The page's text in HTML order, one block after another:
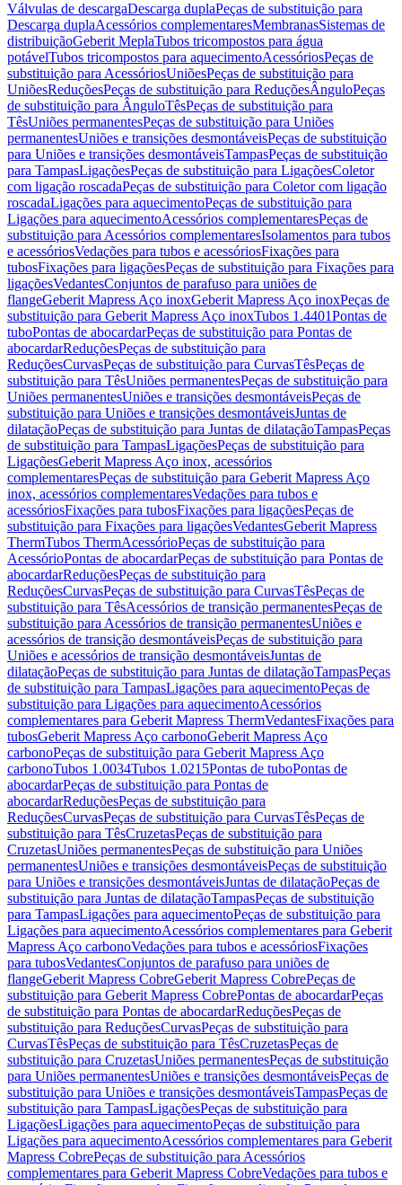
Válvulas de descargaDescarga duplaPeças de substituição para
Descarga duplaAcessórios complementaresMembranasSistemas de
distribuiçãoGeberit MeplaTubos tricompostos para água
potávelTubos tricompostos para aquecimentoAcessóriosPeças de
substituição para AcessóriosUniõesPeças de substituição para
UniõesReduçõesPeças de substituição para ReduçõesÂnguloPeças
de substituição para ÂnguloTêsPeças de substituição para
TêsUniões permanentesPeças de substituição para Uniões
permanentesUniões e transições desmontáveisPeças de substituição
para Uniões e transições desmontáveisTampasPeças de substituição
para TampasLigaçõesPeças de substituição para LigaçõesColetor
com ligação roscadaPeças de substituição para Coletor com ligação
roscadaLigações para aquecimentoPeças de substituição para
Ligações para aquecimentoAcessórios complementaresPeças de
substituição para Acessórios complementaresIsolamentos para tubos
e acessóriosVedações para tubos e acessóriosFixações para
tubosFixações para ligaçõesPeças de substituição para Fixações para
ligaçõesVedantesConjuntos de parafuso para uniões de
flangeGeberit Mapress Aço inoxGeberit Mapress Aço inoxPeças de
substituição para Geberit Mapress Aço inoxTubos 1.4401Pontas de
tuboPontas de abocardarPeças de substituição para Pontas de
abocardarReduçõesPeças de substituição para
ReduçõesCurvasPeças de substituição para CurvasTêsPeças de
substituição para TêsUniões permanentesPeças de substituição para
Uniões permanentesUniões e transições desmontáveisPeças de
substituição para Uniões e transições desmontáveisJuntas de
dilataçãoPeças de substituição para Juntas de dilataçãoTampasPeças
de substituição para TampasLigaçõesPeças de substituição para
LigaçõesGeberit Mapress Aço inox, acessórios
complementaresPeças de substituição para Geberit Mapress Aço
inox, acessórios complementaresVedações para tubos e
acessóriosFixações para tubosFixações para ligaçõesPeças de
substituição para Fixações para ligaçõesVedantesGeberit Mapress
ThermTubos ThermAcessórioPeças de substituição para
AcessórioPontas de abocardarPeças de substituição para Pontas de
abocardarReduçõesPeças de substituição para
ReduçõesCurvasPeças de substituição para CurvasTêsPeças de
substituição para TêsAcessórios de transição permanentesPeças de
substituição para Acessórios de transição permanentesUniões e
acessórios de transição desmontáveisPeças de substituição para
Uniões e acessórios de transição desmontáveisJuntas de
dilataçãoPeças de substituição para Juntas de dilataçãoTampasPeças
de substituição para TampasLigações para aquecimentoPeças de
substituição para Ligações para aquecimentoAcessórios
complementares para Geberit Mapress ThermVedantesFixações para
tubosGeberit Mapress Aço carbonoGeberit Mapress Aço
carbonoPeças de substituição para Geberit Mapress Aço
carbonoTubos 1.0034Tubos 1.0215Pontas de tuboPontas de
abocardarPeças de substituição para Pontas de
abocardarReduçõesPeças de substituição para
ReduçõesCurvasPeças de substituição para CurvasTêsPeças de
substituição para TêsCruzetasPeças de substituição para
CruzetasUniões permanentesPeças de substituição para Uniões
permanentesUniões e transições desmontáveisPeças de substituição
para Uniões e transições desmontáveisJuntas de dilataçãoPeças de
substituição para Juntas de dilataçãoTampasPeças de substituição
para TampasLigações para aquecimentoPeças de substituição para
Ligações para aquecimentoAcessórios complementares para Geberit
Mapress Aço carbonoVedações para tubos e acessóriosFixações
para tubosVedantesConjuntos de parafuso para uniões de
flangeGeberit Mapress CobreGeberit Mapress CobrePeças de
substituição para Geberit Mapress CobrePontas de abocardarPeças
de substituição para Pontas de abocardarReduçõesPeças de
substituição para ReduçõesCurvasPeças de substituição para
CurvasTêsPeças de substituição para TêsCruzetasPeças de
substituição para CruzetasUniões permanentesPeças de substituição
para Uniões permanentesUniões e transições desmontáveisPeças de
substituição para Uniões e transições desmontáveisTampasPeças de
substituição para TampasLigaçõesPeças de substituição para
LigaçõesLigações para aquecimentoPeças de substituição para
Ligações para aquecimentoAcessórios complementares para Geberit
Mapress CobrePeças de substituição para Acessórios
complementares para Geberit Mapress CobreVedações para tubos e